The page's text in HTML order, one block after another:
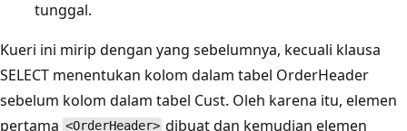
tunggal.
Kueri ini mirip dengan yang sebelumnya, kecuali klausa
SELECT menentukan kolom dalam tabel OrderHeader
sebelum kolom dalam tabel Cust. Oleh karena itu, elemen
pertama <OrderHeader> dibuat dan kemudian elemen